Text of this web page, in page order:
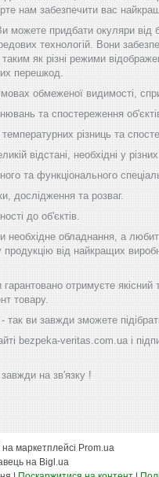
нам забезпечити вас
можете придбати окуляри
технологій. Вони
як різні режими
перешкод.
обмеженої видимості,
та спостереження
різниць та
відстані, необхідні у
та функціонального
дослідження та розваг.
до об'єктів.
обладнання, а
від найкращих
отримуєте
товару.
так ви завжди зможете
bezpeka-veritas.com.ua і
на зв'язку !
маркетплейсі Prom.ua
на Bigl.ua